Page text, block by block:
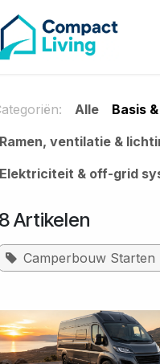
Alle Basis
Ramen, ventilatie &
Elektriciteit & off-grid
8 Artikelen
Camperbouw Starten